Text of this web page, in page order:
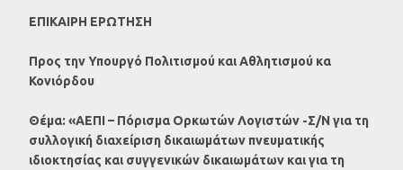
ΕΠΙΚΑΙΡΗ ΕΡΩΤΗΣΗ
Προς την Υπουργό Πολιτισμού και Αθλητισμού κα
Κονιόρδου
Θέμα: «ΑΕΠΙ – Πόρισμα Ορκωτών Λογιστών -Σ/Ν για τη
συλλογική διαχείριση δικαιωμάτων πνευματικής
ιδιοκτησίας και συγγενικών δικαιωμάτων και για τη